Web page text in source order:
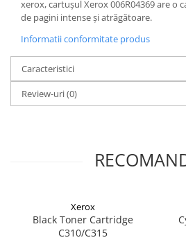
xerox, cartușul Xerox 006R04369 are o
de pagini intense și atrăgătoare.
Informatii conformitate produs
Caracteristici
Review-uri(0)
Xerox
Black Toner Cartridge
C310/C315